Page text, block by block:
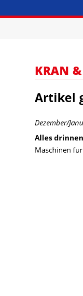
KRAN
Artikel
Dezember/
Alles
Maschinen